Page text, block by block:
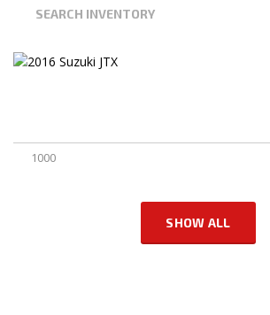
SEARCH INVENTORY
1000
SHOW ALL